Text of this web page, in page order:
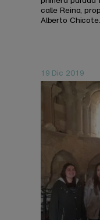
calle Reina,
Alberto Chicote.
19 Dic 2019